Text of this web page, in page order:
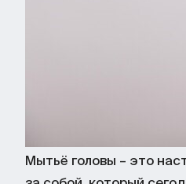
Мытьё головы – это